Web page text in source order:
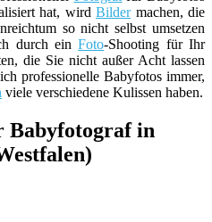
hat, wird Bildermachen, die
so nicht selbst umsetzen
durch einFoto-Shooting für Ihr
die Sie nicht außer Acht lassen
professionelle Babyfotos immer,
viele verschiedene Kulissen haben.
in